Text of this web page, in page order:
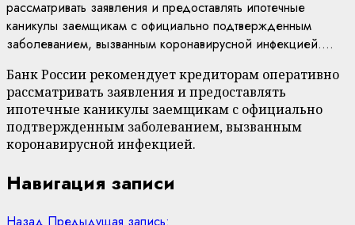
рассматривать заявления и предоставлять ипотечные
каникулы заемщикам с официально подтвержденным
заболеванием, вызванным коронавирусной инфекцией....
Банк России рекомендует кредиторам оперативно
рассматривать заявления и предоставлять
ипотечные каникулы заемщикам с официально
подтвержденным заболеванием, вызванным
коронавирусной инфекцией.
Навигация записи
Назад Предыдущая запись: